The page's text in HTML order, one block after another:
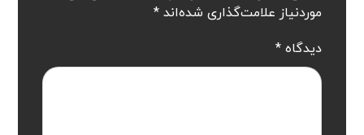
موردنیاز علامت‌گذاری شده‌اند*
دیدگاه*